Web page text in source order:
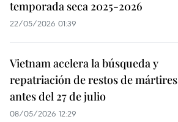
temporada seca 2025-2026
22/05/2026 01:39
Vietnam acelera la búsqueda y
repatriación de restos de mártires
antes del 27 de julio
08/05/2026 12:29